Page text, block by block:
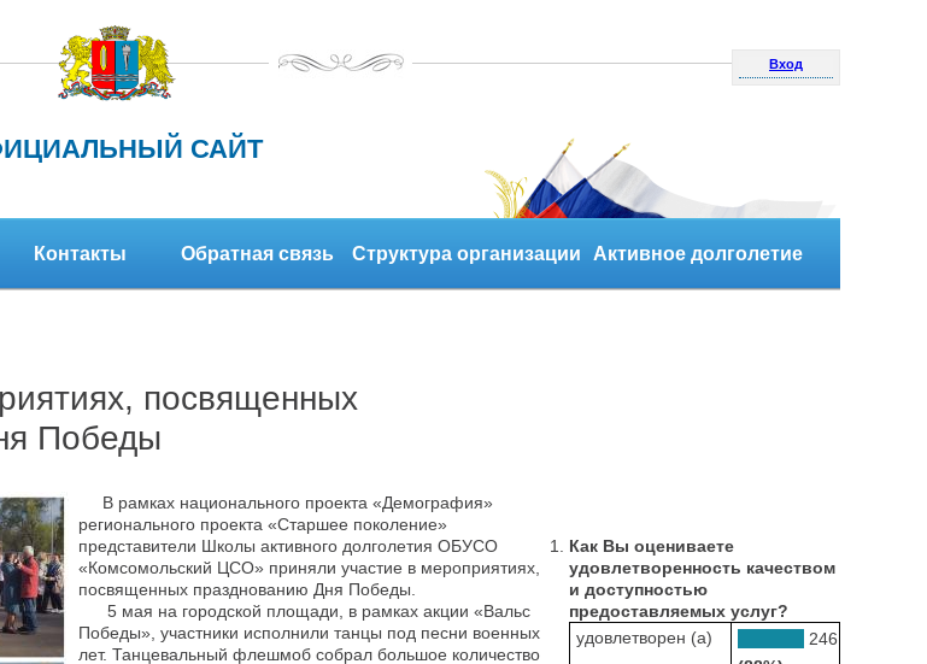
Вход
САЙТ
Контакты Обратная связь Структура организации Активное долголетие
посвященных
Победы
В рамках национального проекта «Демография»
регионального проекта «Старшее поколение»
представители Школы активного долголетия ОБУСО
«Комсомольский ЦСО» приняли участие в мероприятиях,
посвященных празднованию Дня Победы.
5 мая на городской площади, в рамках акции «Вальс
Победы», участники исполнили танцы под песни военных
лет. Танцевальный флешмоб собрал большое количество
Как Вы оцениваете
удовлетворенность качеством
и доступностью
предоставляемых услуг?
удовлетворен (а)
246